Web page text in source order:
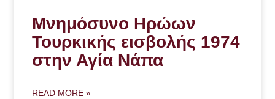
Μνημόσυνο Ηρώων
Τουρκικής εισβολής 1974
στην Αγία Νάπα
READ MORE »